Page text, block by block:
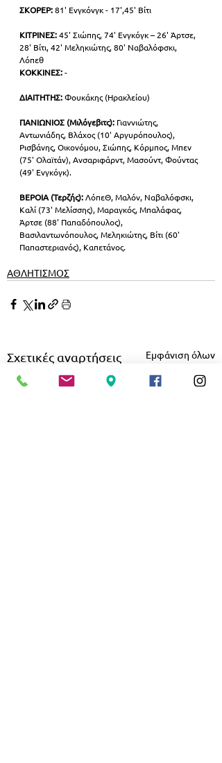
ΣΚΟΡΕΡ: 81' Ενγκόνγκ - 17',45' Βίτι
ΚΙΤΡΙΝΕΣ: 45' Σιώπης, 74' Ενγκόγκ – 26' Άρτσε,
28' Βίτι, 42' Μεληκιώτης, 80' Ναβαλόφσκι,
Λόπεθ
ΚΟΚΚΙΝΕΣ: -
ΔΙΑΙΤΗΤΗΣ: Φουκάκης (Ηρακλείου)
ΠΑΝΙΩΝΙΟΣ (Μιλόγεβιτς): Γιαννιώτης,
Αντωνιάδης, Βλάχος (10' Αργυρόπουλος),
Ρισβάνης, Οικονόμου, Σιώπης, Κόρμπος, Μπεν
(75' Ολαϊτάν), Ανσαριφάρντ, Μασούντ, Φούντας
(49' Ενγκόγκ).
ΒΕΡΟΙΑ (Τερζής): ΛόπεΘ, Μαλόν, Ναβαλόφσκι,
Καλί (73' Μελίσσης), Μαραγκός, Μπαλάφας,
Άρτσε (88' Παπαδόπουλος),
Βασιλαντωνόπουλος, Μεληκιώτης, Βίτι (60'
Παπαστεριανός), Καπετάνος.
ΑΘΛΗΤΙΣΜΟΣ
Σχετικές αναρτήσεις Εμφάνιση όλων